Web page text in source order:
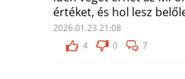
értéket, és hol lesz
2026.01.23 21:08
4
0 7